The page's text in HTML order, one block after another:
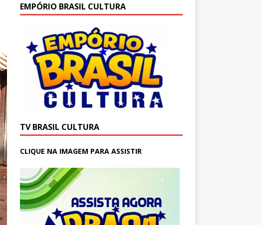
EMPÓRIO BRASIL CULTURA
TV BRASIL CULTURA
CLIQUE NA IMAGEM PARA ASSISTIR